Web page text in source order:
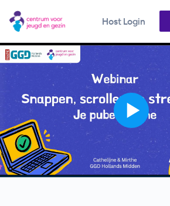
Host Login